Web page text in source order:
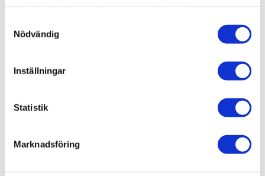
Nödvändig
Inställningar
Statistik
Marknadsföring
CORE
En ny generation
planarmagnetiska hörlurar
Sluten konstruktion. Öppen
ljudbild. En ny referens i sin